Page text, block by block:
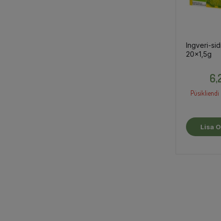
Ingveri-
20x1,5g
Püsikliendi
Lisa